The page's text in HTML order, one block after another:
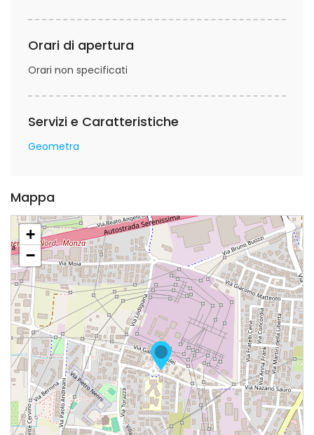
Orari di apertura
Orari non specificati
Servizi e Caratteristiche
Geometra
Mappa
+
−